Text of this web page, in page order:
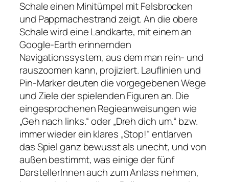
Schale einen Minitümpel mit Felsbrocken
und Pappmachestrand zeigt. An die obere
Schale wird eine Landkarte, mit einem an
Google-Earth erinnernden
Navigationssystem, aus dem man rein- und
rauszoomen kann, projiziert. Lauflinien und
Pin-Marker deuten die vorgegebenen Wege
und Ziele der spielenden Figuren an. Die
eingesprochenen Regieanweisungen wie
„Geh nach links.“oder„Dreh dich um.“ bzw.
immer wieder ein klares „Stop!“entlarven
das Spiel ganz bewusst als unecht, und von
außen bestimmt, was einige der fünf
DarstellerInnen auch zum Anlass nehmen,